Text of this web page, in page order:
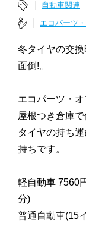
自動車関連
エコパーツ
冬タイヤの交
面倒!。
エコパーツ・
屋根つき倉庫
タイヤの持ち
持ちです。
軽自動車 7560
分)
普通自動車(15